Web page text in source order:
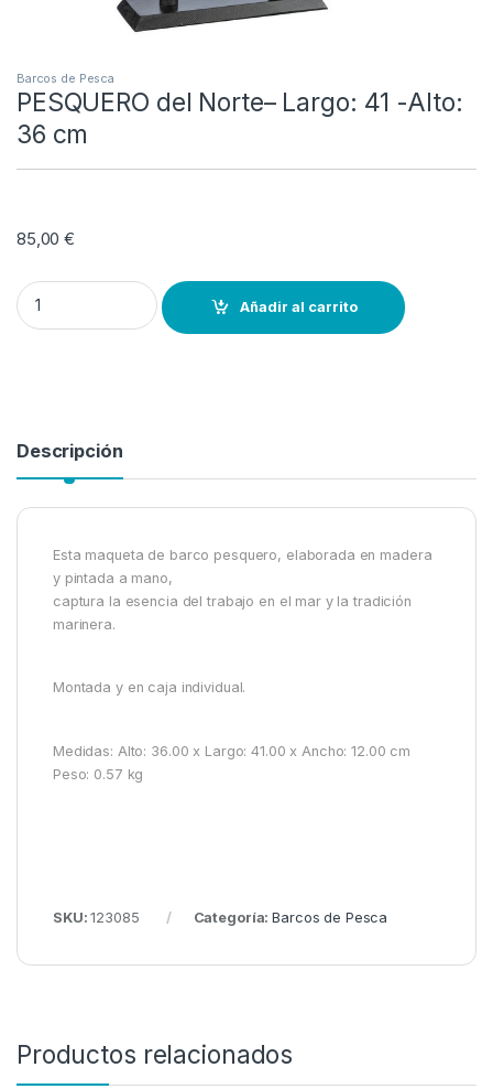
Barcos de Pesca
PESQUERO del Norte– Largo: 41 -Alto:
36 cm
85,00€
PESQUERO del Norte-- Largo: 41 -Alto: 36 cm quantity
Añadir al carrito
Descripción
Esta maqueta de barco pesquero, elaborada en madera
y pintada a mano,
captura la esencia del trabajo en el mar y la tradición
marinera.
Montada y en caja individual.
Medidas: Alto: 36.00 x Largo: 41.00 x Ancho: 12.00 cm
Peso: 0.57 kg
SKU:123085 Categoría:Barcos de Pesca
Productos relacionados